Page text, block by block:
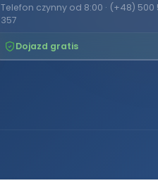
Telefon czynny od 8:00 · (+48) 500
357
Dojazd gratis